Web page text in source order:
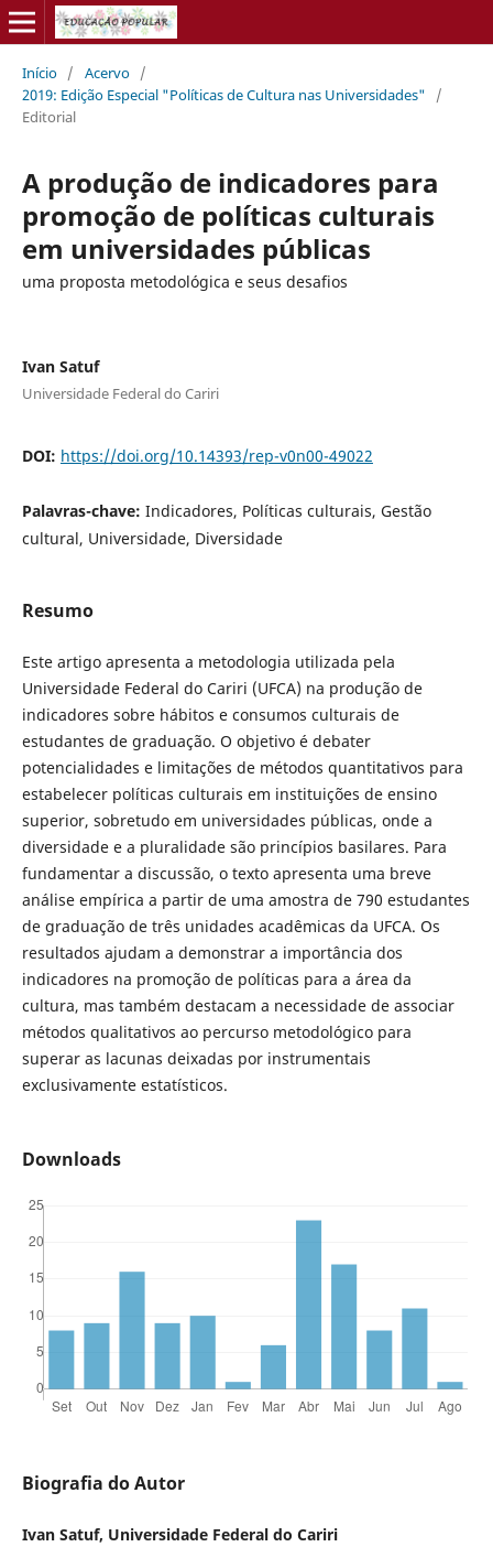
Início / Acervo /
2019: Edição Especial "Políticas de Cultura nas Universidades"
/
Editorial
A produção de indicadores para
promoção de políticas culturais
em universidades públicas
uma proposta metodológica e seus desafios
Ivan Satuf
Universidade Federal do Cariri
DOI: https://doi.org/10.14393/rep-v0n00-49022
Palavras-chave: Indicadores, Políticas culturais, Gestão
cultural, Universidade, Diversidade
Resumo
Este artigo apresenta a metodologia utilizada pela
Universidade Federal do Cariri (UFCA) na produção de
indicadores sobre hábitos e consumos culturais de
estudantes de graduação. O objetivo é debater
potencialidades e limitações de métodos quantitativos para
estabelecer políticas culturais em instituições de ensino
superior, sobretudo em universidades públicas, onde a
diversidade e a pluralidade são princípios basilares. Para
fundamentar a discussão, o texto apresenta uma breve
análise empírica a partir de uma amostra de 790 estudantes
de graduação de três unidades acadêmicas da UFCA. Os
resultados ajudam a demonstrar a importância dos
indicadores na promoção de políticas para a área da
cultura, mas também destacam a necessidade de associar
métodos qualitativos ao percurso metodológico para
superar as lacunas deixadas por instrumentais
exclusivamente estatísticos.
Downloads
Biografia do Autor
Ivan Satuf, Universidade Federal do Cariri